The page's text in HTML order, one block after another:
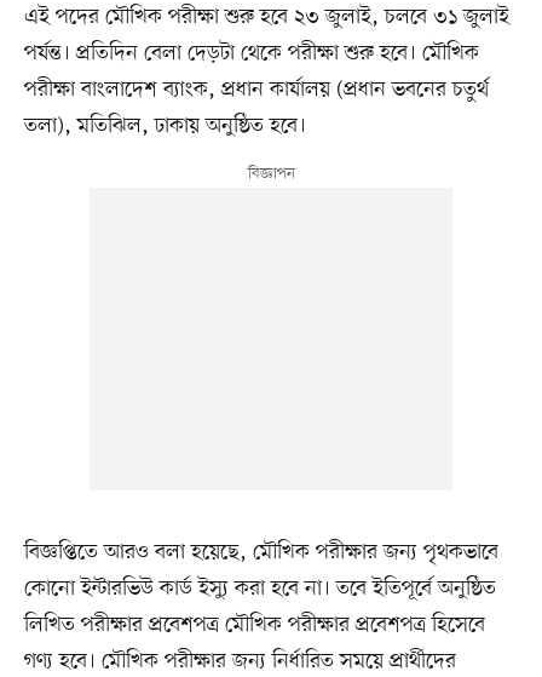
এই পদের মৌখিক পরীক্ষা শুরু হবে ২৩ জুলাই, চলবে ৩১ জুলাই
পর্যন্ত। প্রতিদিন বেলা দেড়টা থেকে পরীক্ষা শুরু হবে। মৌখিক
পরীক্ষা বাংলাদেশ ব্যাংক, প্রধান কার্যালয় (প্রধান ভবনের চতুর্থ
তলা), মতিঝিল, ঢাকায় অনুষ্ঠিত হবে।
বিজ্ঞপ্তিতে আরও বলা হয়েছে, মৌখিক পরীক্ষার জন্য পৃথকভাবে
কোনো ইন্টারভিউ কার্ড ইস্যু করা হবে না। তবে ইতিপূর্বে অনুষ্ঠিত
লিখিত পরীক্ষার প্রবেশপত্র মৌখিক পরীক্ষার প্রবেশপত্র হিসেবে
গণ্য হবে। মৌখিক পরীক্ষার জন্য নির্ধারিত সময়ে প্রার্থীদের